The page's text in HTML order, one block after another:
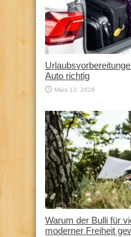
Auto richtig
März 12, 2026
Warum der Bulli für
moderner Freiheit